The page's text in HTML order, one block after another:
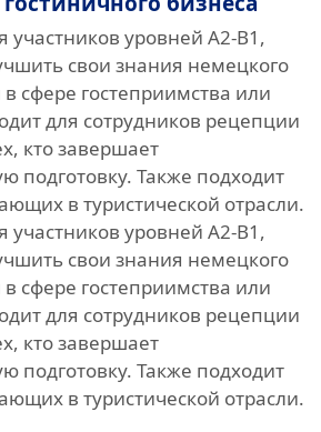
участников уровней A2-B1,
свои знания немецкого
сфере гостеприимства или
для сотрудников рецепции
кто завершает
подготовку. Также подходит
в туристической отрасли.
участников уровней A2-B1,
свои знания немецкого
сфере гостеприимства или
для сотрудников рецепции
кто завершает
подготовку. Также подходит
в туристической отрасли.